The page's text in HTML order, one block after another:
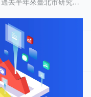
作經歷，有 9 人認為